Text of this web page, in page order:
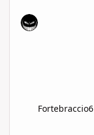
Fortebraccio